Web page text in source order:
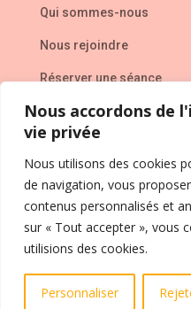
Nous accordons de
vie privée
Nous utilisons des cookies
de navigation, vous
contenus personnalisés et
sur « Tout accepter », vous
utilisions des cookies.
Personnaliser
Qui sommes-nous
Nous rejoindre
Réserver une séance
L’entreprise
Politique de
Contact
FAQ